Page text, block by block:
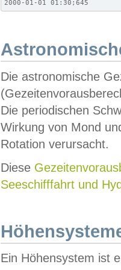
2000-01-01 01:30;645
Die astronomische
Die periodischen
Wirkung von Mond
Rotation verursacht.
Diese
Seeschifffahrt und
Ein Höhensystem ist